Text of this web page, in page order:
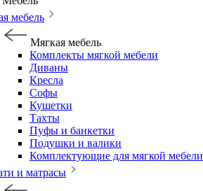
мебель
Мягкая мебель
Комплекты мягкой мебели
Диваны
Кресла
Софы
Кушетки
Тахты
Пуфы и банкетки
Подушки и валики
Комплектующие для мягкой мебели
и матрасы